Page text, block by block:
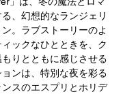
、幻想的なランジェリ
。ラブストーリーのよ
ックなひとときを、ク
もりとともに感じさせる
ンは、特別な夜を彩る
スのエスプリとホリデ